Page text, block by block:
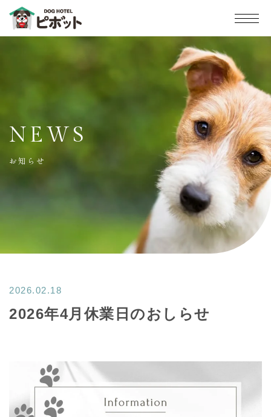
NEWS
お知らせ
2026.02.18
2026年4月休業日のおしらせ